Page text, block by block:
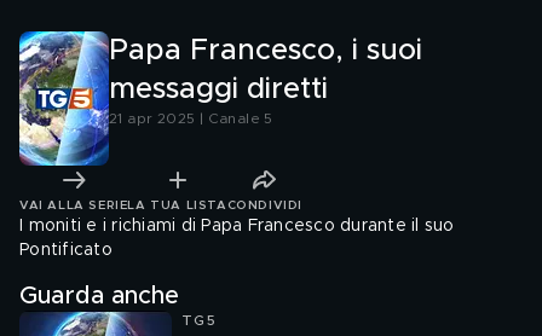
Papa Francesco, i suoi
messaggi diretti
21 apr 2025 | Canale 5
VAI ALLA SERIE LA TUA LISTA CONDIVIDI
I moniti e i richiami di Papa Francesco durante il suo
Pontificato
Guarda anche
TG5